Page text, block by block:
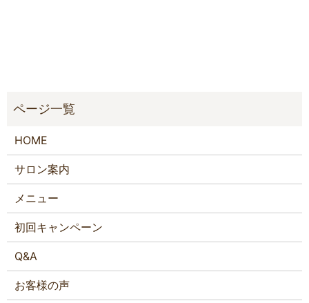
HOME
サロン案内
メニュー
初回キャンペーン
Q&A
お客様の声